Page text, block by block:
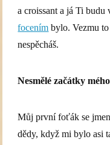
a croissant a já Ti
focením bylo. Vezmu
nespěcháš.
Nesmělé začátky
Můj první foťák se
dědy, když mi bylo asi